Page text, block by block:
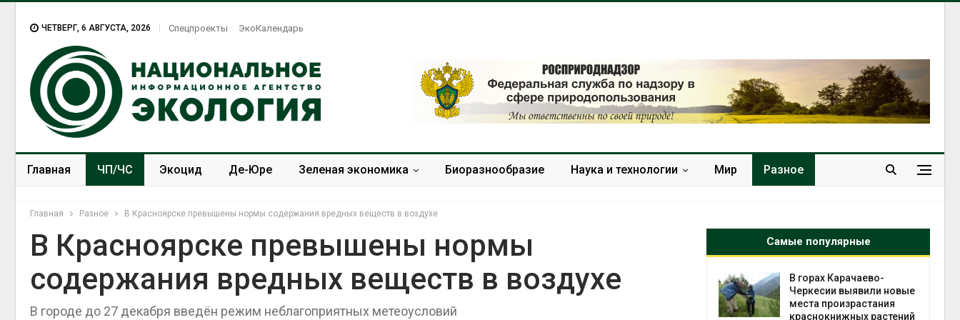
ЧЕТВЕРГ, 6 АВГУСТА, 2026 Спецпроекты ЭкоКалендарь
Главная ЧП/ЧС Экоцид Де-Юре Зеленая экономика Биоразнообразие Наука и технологии Мир Разное
Главная Разное В Красноярске превышены нормы содержания вредных веществ в воздухе
В Красноярске превышены нормы
содержания вредных веществ в воздухе
В городе до 27 декабря введён режим неблагоприятных метеоусловий
Самые популярные
В Домодедове
ликвидируют
химикатов после пожара
Панамский канал вновь
ограничивает загрузку
В горах Карачаево-
Черкесии выявили новые
места произрастания
краснокнижных растений